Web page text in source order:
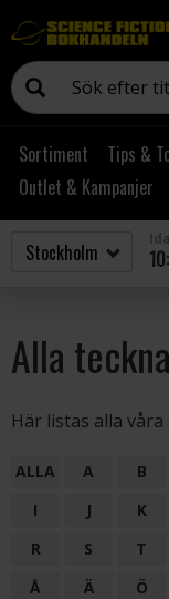
Sortiment Tips &
Outlet & Kampanjer
Alla
Här listas alla
ALLA A B
I
J K
R
S T
Å
Ä Ö